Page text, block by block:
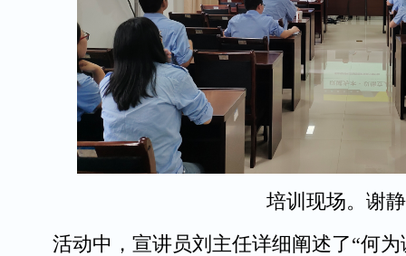
培训现场。谢
活动中，宣讲员刘主任详细阐述了“何